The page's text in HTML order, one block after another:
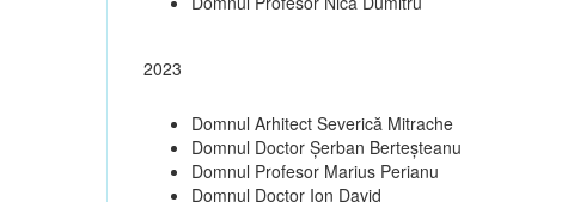
2023
Domnul Arhitect Severică Mitrache
Domnul Doctor Șerban Berteșteanu
Domnul Profesor Marius Perianu
Domnul Doctor Ion David